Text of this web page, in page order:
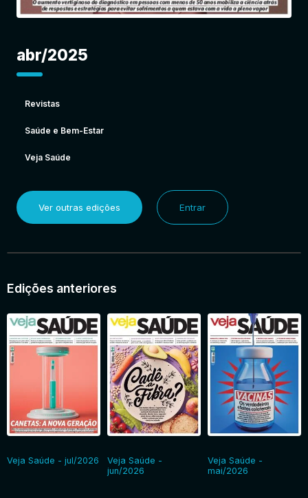
abr/2025
Revistas
Saúde e Bem-Estar
Veja Saúde
Ver outras edições Entrar
Edições anteriores
Veja Saúde - jul/2026
Veja Saúde -
jun/2026
Veja Saúde -
mai/2026